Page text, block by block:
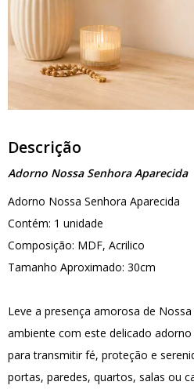
Descrição
Adorno Nossa Senhora Aparecida
Adorno Nossa Senhora Aparecida
Contém: 1 unidade
Composição: MDF, Acrilico
Tamanho Aproximado: 30cm
Leve a presença amorosa de
ambiente com este delicado
para transmitir fé, proteção e
portas, paredes, quartos, salas ou